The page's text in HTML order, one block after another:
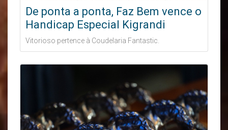
De ponta a ponta, Faz Bem vence o
Handicap Especial Kigrandi
Vitorioso pertence à Coudelaria Fantastic.